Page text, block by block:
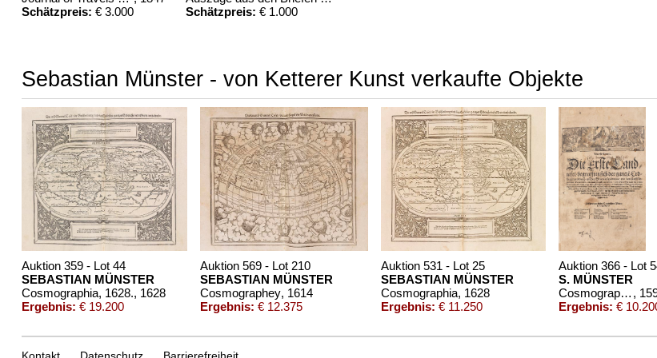
Schätzpreis: € 3.000
Schätzpreis: € 1.000
Sebastian Münster - von Ketterer Kunst verkaufte Objekte
Auktion 359 - Lot 44
SEBASTIAN MÜNSTER
Cosmographia, 1628., 1628
Ergebnis: € 19.200
Auktion 569 - Lot 210
SEBASTIAN MÜNSTER
Cosmographey, 1614
Ergebnis: € 12.375
Auktion 531 - Lot 25
SEBASTIAN MÜNSTER
Cosmographia, 1628
Ergebnis: € 11.250
Auktion 366 - Lot
S. MÜNSTER
Cosmographey. Basel 1598. ,
Ergebnis: €